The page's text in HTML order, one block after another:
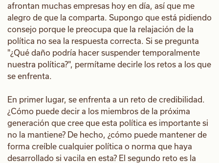
afrontan muchas empresas hoy en día, así que me
alegro de que la comparta. Supongo que está pidiendo
consejo porque le preocupa que la relajación de la
política no sea la respuesta correcta. Si se pregunta
"¿Qué daño podría hacer suspender temporalmente
nuestra política?", permítame decirle los retos a los que
se enfrenta.
En primer lugar, se enfrenta a un reto de credibilidad.
¿Cómo puede decir a los miembros de la próxima
generación que cree que esta política es importante si
no la mantiene? De hecho, ¿cómo puede mantener de
forma creíble cualquier política o norma que haya
desarrollado si vacila en esta? El segundo reto es la